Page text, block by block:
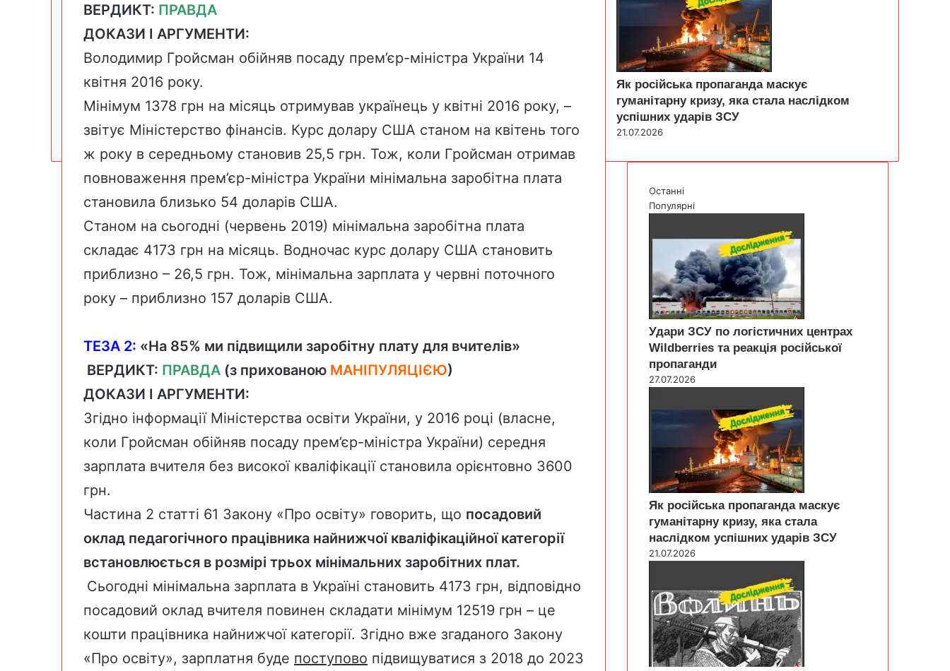
ВЕРДИКТ: ПРАВДА
ДОКАЗИ І АРГУМЕНТИ:
Володимир Гройсман обійняв посаду прем’єр-міністра України 14
квітня 2016 року.
Мінімум 1378 грн на місяць отримував українець у квітні 2016 року, –
звітує Міністерство фінансів. Курс долару США станом на квітень того
ж року в середньому становив 25,5 грн. Тож, коли Гройсман отримав
повноваження прем’єр-міністра України мінімальна заробітна плата
становила близько 54 доларів США.
Станом на сьогодні (червень 2019) мінімальна заробітна плата
складає 4173 грн на місяць. Водночас курс долару США становить
приблизно – 26,5 грн. Тож, мінімальна зарплата у червні поточного
року – приблизно 157 доларів США.
ТЕЗА 2: «На 85% ми підвищили заробітну плату для вчителів»
ВЕРДИКТ: ПРАВДА (з прихованою МАНІПУЛЯЦІЄЮ)
ДОКАЗИ І АРГУМЕНТИ:
Згідно інформаціїМіністерства освіти України, у 2016 році (власне,
коли Гройсман обійняв посаду прем’єр-міністра України) середня
зарплата вчителя без високої кваліфікації становила орієнтовно 3600
грн.
Частина 2 статті 61 Закону «Про освіту» говорить, що посадовий
оклад педагогічного працівника найнижчої кваліфікаційної категорії
встановлюється в розмірі трьох мінімальних заробітних плат.
Сьогодні мінімальна зарплата в Україні становить 4173 грн, відповідно
посадовий оклад вчителя повинен складати мінімум 12519 грн – це
кошти працівника найнижчої категорії. Згідно вже згаданого Закону
«Про освіту», зарплатня буде поступово підвищуватися з 2018 до 2023
Як російська пропаганда маскує
гуманітарну кризу, яка стала наслідком
успішних ударів ЗСУ
21.07.2026
Останні
Популярні
Удари ЗСУ по логістичних центрах
Wildberries та реакція російської
пропаганди
27.07.2026
Як російська пропаганда маскує
гуманітарну кризу, яка стала
наслідком успішних ударів ЗСУ
21.07.2026